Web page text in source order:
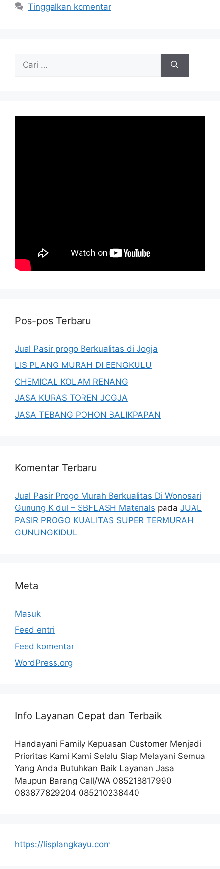
Tinggalkan komentar
untuk:
Pos-pos Terbaru
Jual Pasir progo Berkualitas di Jogja
LIS PLANG MURAH DI BENGKULU
CHEMICAL KOLAM RENANG
JASA KURAS TOREN JOGJA
JASA TEBANG POHON BALIKPAPAN
Komentar Terbaru
Jual Pasir Progo Murah Berkualitas Di Wonosari
Gunung Kidul – SBFLASH Materials pada JUAL
PASIR PROGO KUALITAS SUPER TERMURAH
GUNUNGKIDUL
Meta
Masuk
Feed entri
Feed komentar
WordPress.org
Info Layanan Cepat dan Terbaik
Handayani Family Kepuasan Customer Menjadi
Prioritas Kami Kami Selalu Siap Melayani Semua
Yang Anda Butuhkan Baik Layanan Jasa
Maupun Barang Call/WA 085218817990
083877829204 085210238440
https://lisplangkayu.com